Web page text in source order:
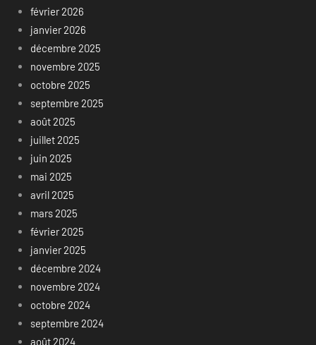
février 2026
janvier 2026
décembre 2025
novembre 2025
octobre 2025
septembre 2025
août 2025
juillet 2025
juin 2025
mai 2025
avril 2025
mars 2025
février 2025
janvier 2025
décembre 2024
novembre 2024
octobre 2024
septembre 2024
août 2024